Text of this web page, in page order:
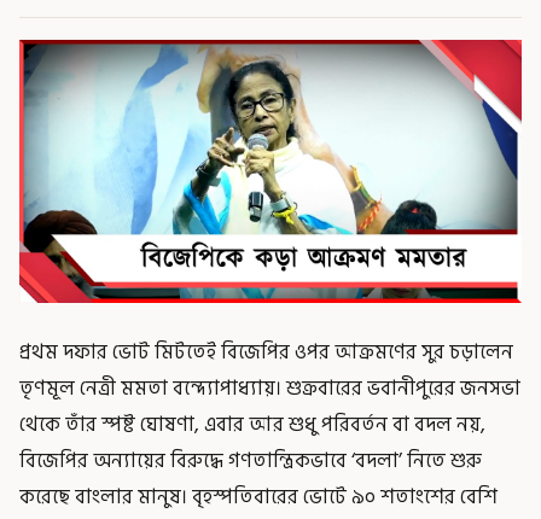
প্রথম দফার ভোট মিটতেই বিজেপির ওপর আক্রমণের সুর চড়ালেন
তৃণমূল নেত্রী মমতা বন্দ্যোপাধ্যায়। শুক্রবারের ভবানীপুরের জনসভা
থেকে তাঁর স্পষ্ট ঘোষণা, এবার আর শুধু পরিবর্তন বা বদল নয়,
বিজেপির অন্যায়ের বিরুদ্ধে গণতান্ত্রিকভাবে ‘বদলা’ নিতে শুরু
করেছে বাংলার মানুষ। বৃহস্পতিবারের ভোটে ৯০ শতাংশের বেশি